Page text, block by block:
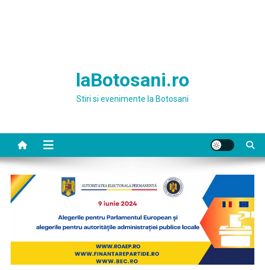
laBotosani.ro
Stiri si evenimente la Botosani